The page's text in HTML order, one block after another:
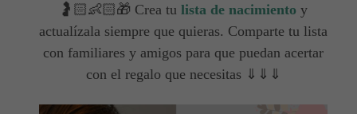
🤰🏻👶🏻🎁 Crea tu lista de nacimiento y
actualízala siempre que quieras. Comparte tu lista
con familiares y amigos para que puedan acertar
con el regalo que necesitas ⇓⇓⇓